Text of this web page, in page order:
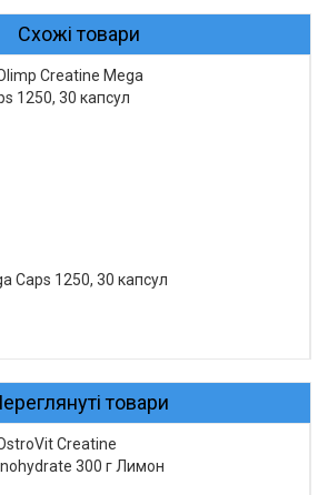
Схожі товари
Caps 1250, 30 капсул
товари